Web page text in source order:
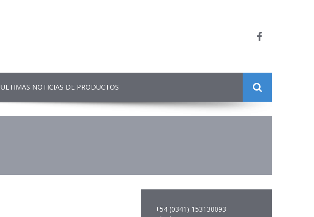
ULTIMAS NOTICIAS DE PRODUCTOS
+54 (0341) 153130093